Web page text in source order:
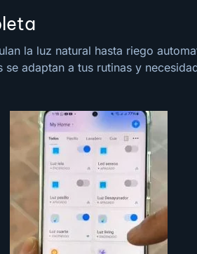
la luz natural hasta riego
adaptan a tus rutinas y